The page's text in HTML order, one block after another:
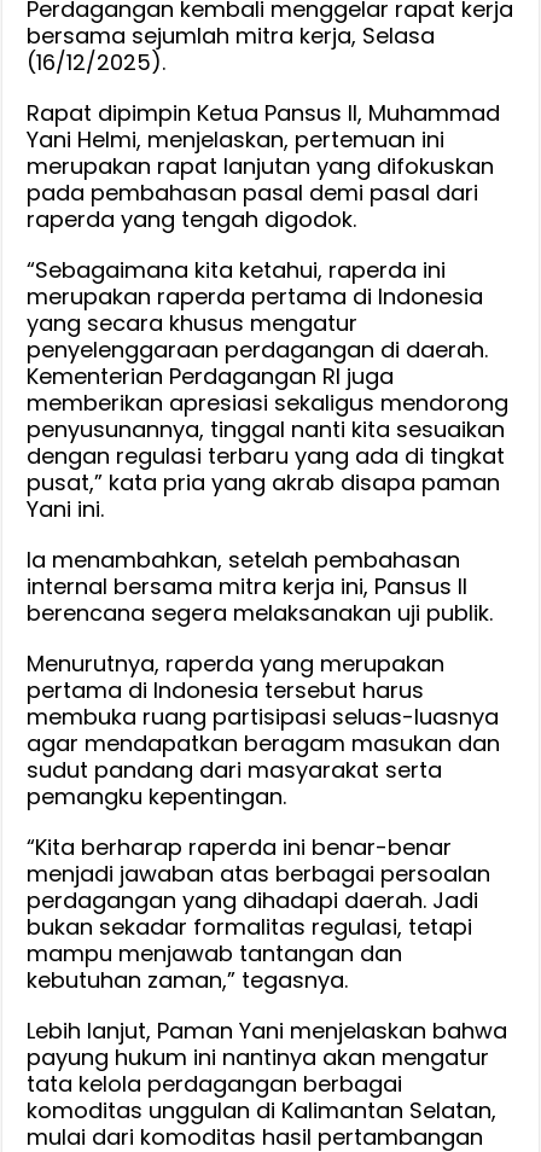
Ketahap
Publik
Perdagangan kembali menggelar rapat kerja
bersama sejumlah mitra kerja, Selasa
(16/12/2025).
Rapat dipimpin Ketua Pansus II, Muhammad
Yani Helmi, menjelaskan, pertemuan ini
merupakan rapat lanjutan yang difokuskan
pada pembahasan pasal demi pasal dari
raperda yang tengah digodok.
“Sebagaimana kita ketahui, raperda ini
merupakan raperda pertama di Indonesia
yang secara khusus mengatur
penyelenggaraan perdagangan di daerah.
Kementerian Perdagangan RI juga
memberikan apresiasi sekaligus mendorong
penyusunannya, tinggal nanti kita sesuaikan
dengan regulasi terbaru yang ada di tingkat
pusat,” kata pria yang akrab disapa paman
Yani ini.
Ia menambahkan, setelah pembahasan
internal bersama mitra kerja ini, Pansus II
berencana segera melaksanakan uji publik.
Menurutnya, raperda yang merupakan
pertama di Indonesia tersebut harus
membuka ruang partisipasi seluas-luasnya
agar mendapatkan beragam masukan dan
sudut pandang dari masyarakat serta
pemangku kepentingan.
“Kita berharap raperda ini benar-benar
menjadi jawaban atas berbagai persoalan
perdagangan yang dihadapi daerah. Jadi
bukan sekadar formalitas regulasi, tetapi
mampu menjawab tantangan dan
kebutuhan zaman,” tegasnya.
Lebih lanjut, Paman Yani menjelaskan bahwa
payung hukum ini nantinya akan mengatur
tata kelola perdagangan berbagai
komoditas unggulan di Kalimantan Selatan,
mulai dari komoditas hasil pertambangan